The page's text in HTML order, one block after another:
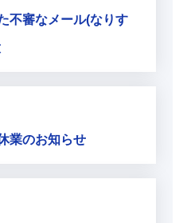
不審なメール(なりす
業のお知らせ